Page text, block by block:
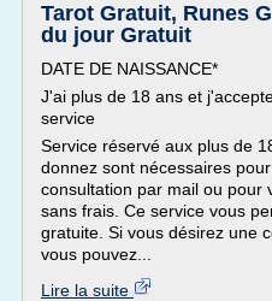
Tarot Gratuit, Runes
du jour Gratuit
DATE DE NAISSANCE*
J'ai plus de 18 ans et
service
Service réservé aux plus de
donnez sont nécessaires
consultation par mail ou pour
sans frais. Ce service vous
gratuite. Si vous désirez une
vous pouvez...
Lire la suite